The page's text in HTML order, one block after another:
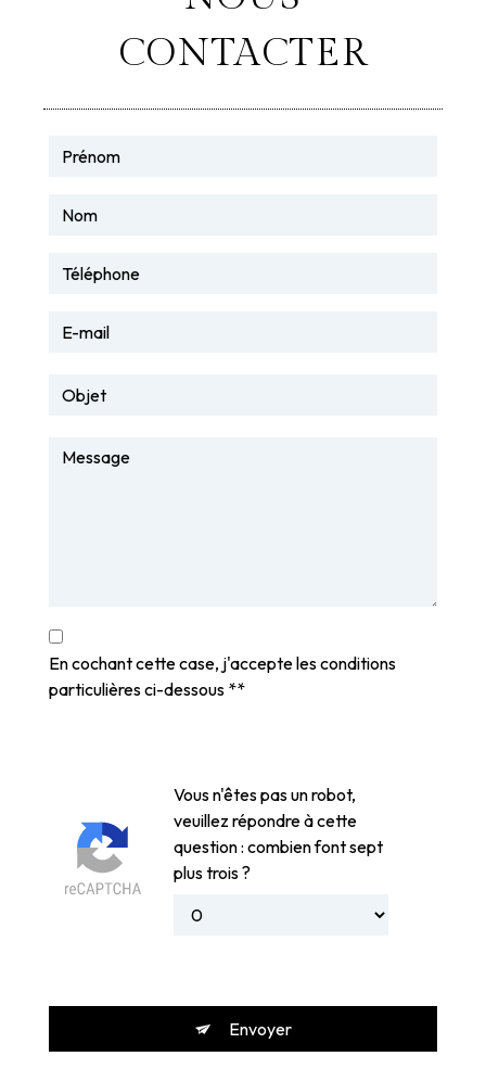
CONTACTER
En cochant cette case, j'accepte les conditions
particulières ci-dessous **
Vous n'êtes pas un robot,
veuillez répondre à cette
question : combien font sept
plus trois ?
Envoyer